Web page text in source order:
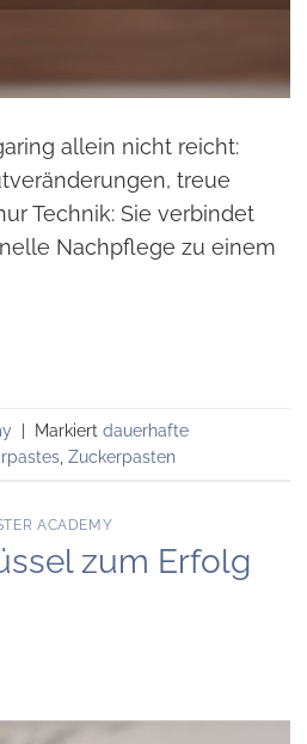
allein nicht reicht:
treue
Technik: Sie verbindet
Nachpflege zu einem
Markiert dauerhafte
Zuckerpasten
ACADEMY
zum Erfolg